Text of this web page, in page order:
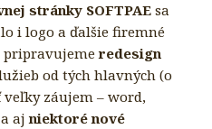
stránky SOFTPAE sa
i logo a ďalšie firemné
pripravujemeredesign
od tých hlavných (o
záujem – word,
a ajniektoré nové